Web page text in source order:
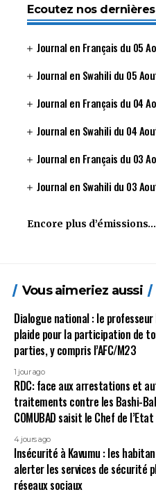
Ecoutez nos
Journal en Français du 05
Journal en Swahili du 05
Journal en Français du 04
Journal en Swahili du 04
Journal en Français du 03
Journal en Swahili du 03
Encore plus d’émissions…
Vous aimeriez aussi
Dialogue national : le
plaide pour la participation de
parties, y compris l’AFC/M23
1 jour ago
RDC: face aux arrestations et
traitements contre les Bashi-
COMUBAD saisit le Chef de l’Etat
4 jours ago
Insécurité à Kavumu : les
alerter les services de sécurité
réseaux sociaux